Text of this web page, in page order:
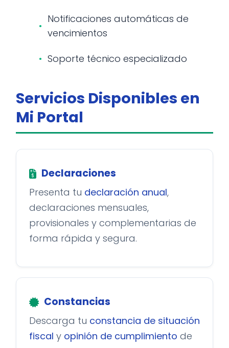
Notificaciones automáticas de
vencimientos
Soporte técnico especializado
Servicios Disponibles en
Mi Portal
Declaraciones
Presenta tu declaración anual,
declaraciones mensuales,
provisionales y complementarias de
forma rápida y segura.
Constancias
Descarga tu constancia de situación
fiscal y opinión de cumplimiento de